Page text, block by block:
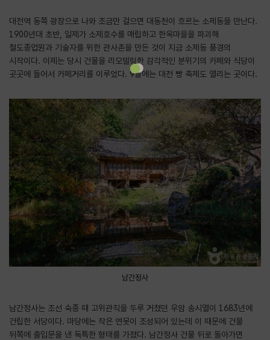
대전역 동쪽 광장으로 나와 조금만 걸으면 대동천이 흐르는 소제동을 만난다.
1900년대 초반, 일제가 소제호수를 매립하고 한옥마을을 파괴해
철도종업원과 기술자를 위한 관사촌을 만든 것이 지금 소제동 풍경의
시작이다. 이제는 당시 건물을 리모델링한 감각적인 분위기의 카페와 식당이
곳곳에 들어서 카페거리를 이루었다. 9월에는 대전 빵 축제도 열리는 곳이다.
남간정사
남간정사는 조선 숙종 때 고위관직을 두루 거쳤던 우암 송시열이 1683년에
건립한 서당이다. 마당에는 작은 연못이 조성되어 있는데 이 때문에 건물
뒤쪽에 출입문을 낸 독특한 형태를 가졌다. 남간정사 건물 뒤로 돌아가면